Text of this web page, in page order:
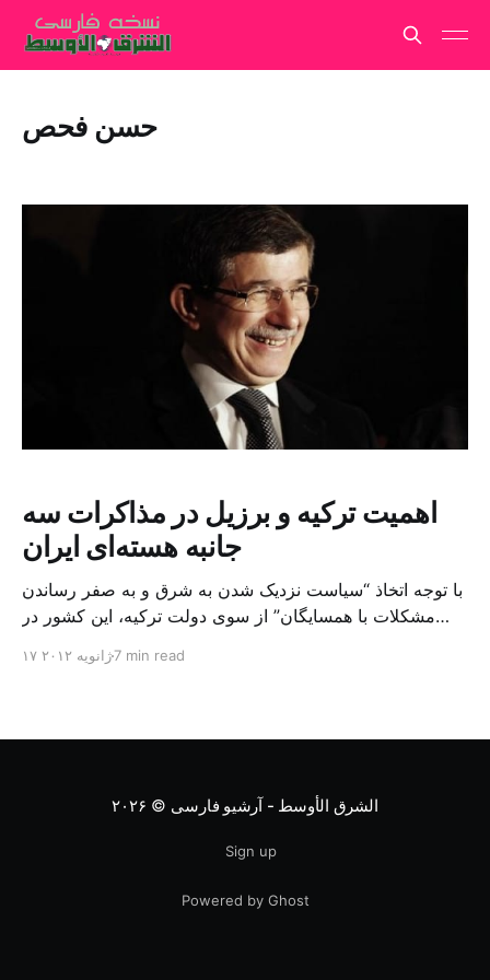
حسن فحص
اهمیت ترکیه و برزیل در مذاکرات سه
جانبه هسته‌ای ایران
با توجه اتخاذ “سیاست نزدیک شدن به شرق و به صفر رساندن
مشکلات با همسایگان” از سوی دولت ترکیه، این کشور در
و به توسعه روابط با این کشور پرداخت. این اقدام با استقبال
۱۷ ژانویه ۲۰۱۲7 min read
الشرق الأوسط - آرشیو فارسی © ۲۰۲۶
Sign up
Powered by Ghost